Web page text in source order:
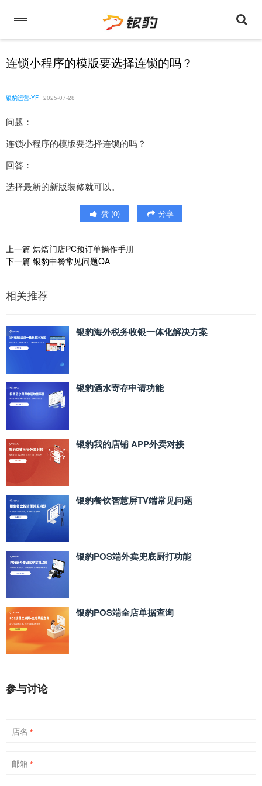
连锁小程序的模版要选择连锁的吗？
银豹运营-YF 2025-07-28
问题：
连锁小程序的模版要选择连锁的吗？
回答：
选择最新的新版装修就可以。
赞 (0) 分享
上一篇 烘焙门店PC预订单操作手册
下一篇 银豹中餐常见问题QA
相关推荐
银豹海外税务收银一体化解决方案
银豹酒水寄存申请功能
银豹我的店铺 APP外卖对接
银豹餐饮智慧屏TV端常见问题
银豹POS端外卖兜底厨打功能
银豹POS端全店单据查询
参与讨论
店名 *
邮箱 *